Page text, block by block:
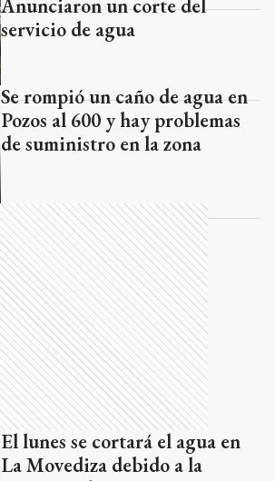
de suministro en la zona
El lunes se cortará el agua en
La Movediza debido a la
conexión de cañerías
1min de lectura